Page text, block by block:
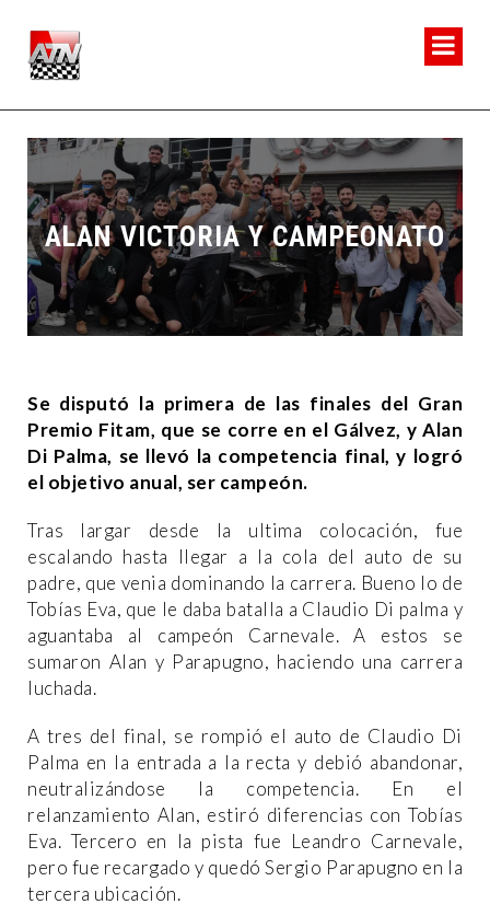
ALAN VICTORIA Y CAMPEONATO
Se disputó la primera de las finales del Gran
Premio Fitam, que se corre en el Gálvez, y Alan
Di Palma, se llevó la competencia final, y logró
el objetivo anual, ser campeón.
Tras largar desde la ultima colocación, fue
escalando hasta llegar a la cola del auto de su
padre, que venia dominando la carrera. Bueno lo de
Tobías Eva, que le daba batalla a Claudio Di palma y
aguantaba al campeón Carnevale. A estos se
sumaron Alan y Parapugno, haciendo una carrera
luchada.
A tres del final, se rompió el auto de Claudio Di
Palma en la entrada a la recta y debió abandonar,
neutralizándose la competencia. En el
relanzamiento Alan, estiró diferencias con Tobías
Eva. Tercero en la pista fue Leandro Carnevale,
pero fue recargado y quedó Sergio Parapugno en la
tercera ubicación.